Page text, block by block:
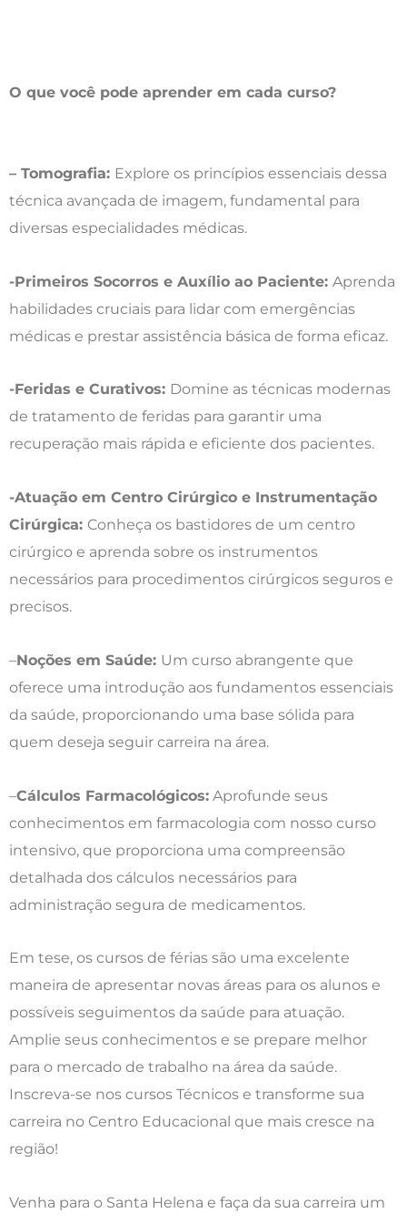
O que você pode aprender em cada curso?
– Tomografia: Explore os princípios essenciais dessa
técnica avançada de imagem, fundamental para
diversas especialidades médicas.
-Primeiros Socorros e Auxílio ao Paciente: Aprenda
habilidades cruciais para lidar com emergências
médicas e prestar assistência básica de forma eficaz.
-Feridas e Curativos: Domine as técnicas modernas
de tratamento de feridas para garantir uma
recuperação mais rápida e eficiente dos pacientes.
-Atuação em Centro Cirúrgico e Instrumentação
Cirúrgica: Conheça os bastidores de um centro
cirúrgico e aprenda sobre os instrumentos
necessários para procedimentos cirúrgicos seguros e
precisos.
–Noções em Saúde: Um curso abrangente que
oferece uma introdução aos fundamentos essenciais
da saúde, proporcionando uma base sólida para
quem deseja seguir carreira na área.
–Cálculos Farmacológicos: Aprofunde seus
conhecimentos em farmacologia com nosso curso
intensivo, que proporciona uma compreensão
detalhada dos cálculos necessários para
administração segura de medicamentos.
Em tese, os cursos de férias são uma excelente
maneira de apresentar novas áreas para os alunos e
possíveis seguimentos da saúde para atuação.
Amplie seus conhecimentos e se prepare melhor
para o mercado de trabalho na área da saúde.
Inscreva-se nos cursos Técnicos e transforme sua
carreira no Centro Educacional que mais cresce na
região!
Venha para o Santa Helena e faça da sua carreira um